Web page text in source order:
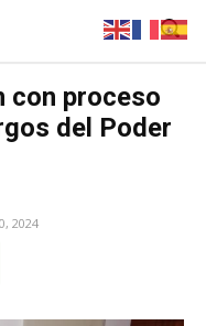
con proceso
del Poder
2024